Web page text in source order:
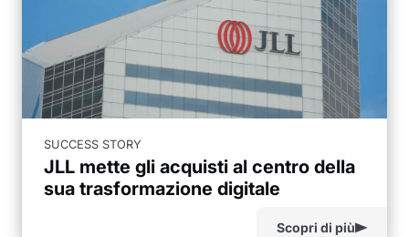
SUCCESS STORY
JLL mette gli acquisti al centro della
sua trasformazione digitale
Scopri di più